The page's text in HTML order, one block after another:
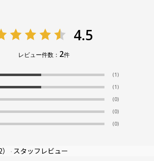
4.5
レビュー件数： 2件
(1)
(1)
(0)
(0)
(0)
スタッフレビュー